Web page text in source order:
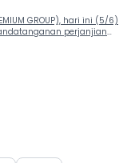
GROUP), hari ini (5/6)
perjanjian
kendaraan listrik